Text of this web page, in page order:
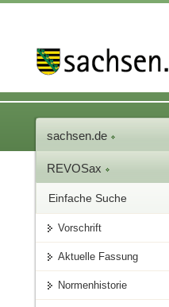
sachsen.de
REVOSax
Einfache Suche
Vorschrift
Aktuelle Fassung
Normenhistorie